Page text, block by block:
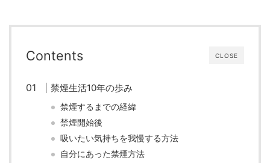
CLOSE
Contents
禁煙生活10年の歩み
禁煙するまでの経緯
禁煙開始後
吸いたい気持ちを我慢する方法
自分にあった禁煙方法